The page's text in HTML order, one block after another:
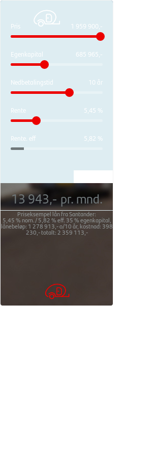
1 959 900,-
Pris
685 965,-
Egenkapital
10 år
Nedbetalingstid
5,45 %
Rente
5,82 %
Rente. eff
13 943,- pr. mnd.
Priseksempel lån fra Santander:
5,45 % nom./5,82 %eff. 35 %egenkapital,
lånebeløp: 1 278 913,-o/10 år, kostnad: 398
230,-totalt:2 359 113,-